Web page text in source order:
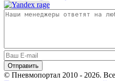
© Пневмопортал 2010 - 2026.